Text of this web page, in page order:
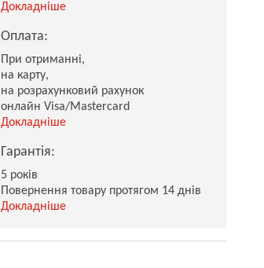
Докладніше
Оплата:
При отриманні,
на карту,
на розрахунковий рахунок
онлайн Visa/Mastercard
Докладніше
Гарантія:
5 років
Повернення товару протягом 14 днів
Докладніше